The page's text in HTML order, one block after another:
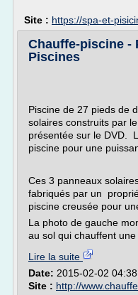
Site : https://spa-et-
Chauffe-piscine -
Piscines
Piscine de 27 pieds de
solaires construits par
présentée sur le DVD.
piscine pour une
Ces 3 panneaux
fabriqués par un
piscine creusée pour
La photo de gauche
au sol qui chauffent une
Lire la suite
Date: 2015-02-02
Site : http://